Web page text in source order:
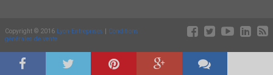
Copyright © 2016 Lyon-Entreprises
Conditions
générales de vente